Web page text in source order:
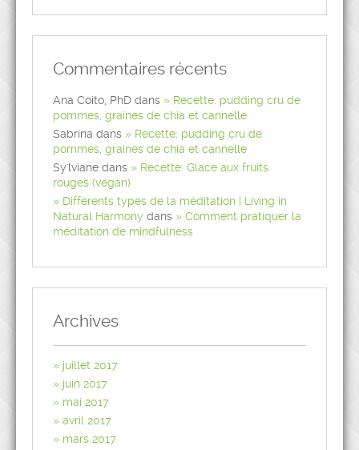
Commentaires récents
Ana Coito, PhD dans
Recette: pudding cru de
pommes, graines de chia et cannelle
Sabrina dans
Recette: pudding cru de
pommes, graines de chia et cannelle
Sy'lviane dans
Recette: Glace aux fruits
rouges (vegan)
Différents types de la méditation | Living in
Natural Harmony dans
Comment pratiquer la
méditation de mindfulness
Archives
juillet 2017
juin 2017
mai 2017
avril 2017
mars 2017